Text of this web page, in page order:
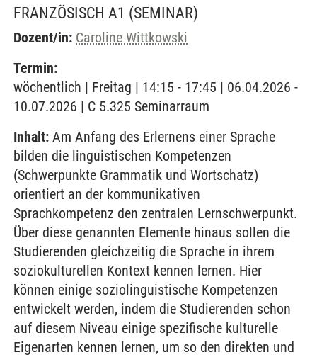
FRANZÖSISCH A1 (SEMINAR)
Dozent/in: Caroline Wittkowski
Termin:
wöchentlich | Freitag | 14:15 - 17:45 | 06.04.2026 -
10.07.2026 | C 5.325 Seminarraum
Inhalt: Am Anfang des Erlernens einer Sprache
bilden die linguistischen Kompetenzen
(Schwerpunkte Grammatik und Wortschatz)
orientiert an der kommunikativen
Sprachkompetenz den zentralen Lernschwerpunkt.
Über diese genannten Elemente hinaus sollen die
Studierenden gleichzeitig die Sprache in ihrem
soziokulturellen Kontext kennen lernen. Hier
können einige soziolinguistische Kompetenzen
entwickelt werden, indem die Studierenden schon
auf diesem Niveau einige spezifische kulturelle
Eigenarten kennen lernen, um so den direkten und